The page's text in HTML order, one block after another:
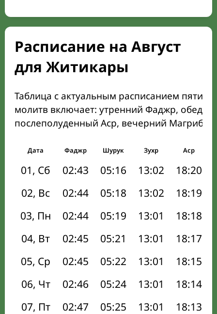
Расписание на Август
для Житикары
Таблица с актуальным расписанием пяти
молитв включает: утренний Фаджр,
послеполуденный Аср, вечерний Магриб
Дата Фаджр Шурук Зухр Аср
01, Сб 02:43 05:16 13:02 18:20
02, Вс
02:44 05:18 13:02 18:19
03, Пн
02:44 05:19 13:01 18:18
04, Вт
02:45 05:21 13:01 18:17
05, Ср
02:45 05:22 13:01 18:15
06, Чт
02:46 05:24 13:01 18:14
07, Пт
02:47 05:25 13:01 18:13